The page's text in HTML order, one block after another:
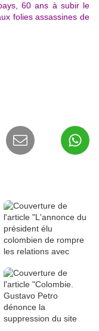
60 ans à subir le
folies assassines de